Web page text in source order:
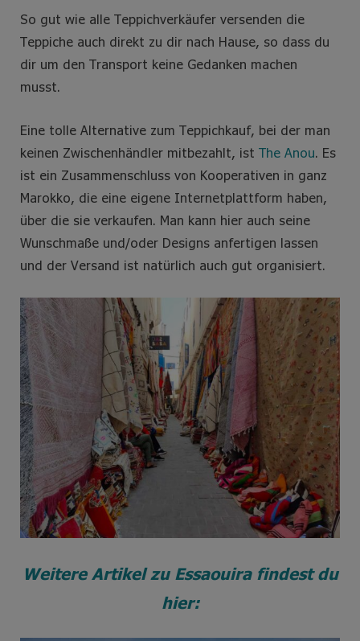
So gut wie alle Teppichverkäufer versenden die
Teppiche auch direkt zu dir nach Hause, so dass du
dir um den Transport keine Gedanken machen
musst.
Eine tolle Alternative zum Teppichkauf, bei der man
keinen Zwischenhändler mitbezahlt, ist The Anou. Es
ist ein Zusammenschluss von Kooperativen in ganz
Marokko, die eine eigene Internetplattform haben,
über die sie verkaufen. Man kann hier auch seine
Wunschmaße und/oder Designs anfertigen lassen
und der Versand ist natürlich auch gut organisiert.
Weitere Artikel zu Essaouira findest du
hier: